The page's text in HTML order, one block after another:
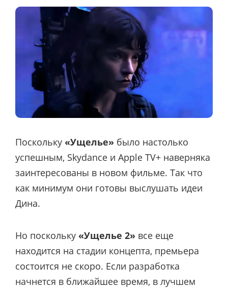
Поскольку «Ущелье» было настолько
успешным, Skydance и Apple TV+ наверняка
заинтересованы в новом фильме. Так что
как минимум они готовы выслушать идеи
Дина.
Но поскольку «Ущелье 2» все еще
находится на стадии концепта, премьера
состоится не скоро. Если разработка
начнется в ближайшее время, в лучшем